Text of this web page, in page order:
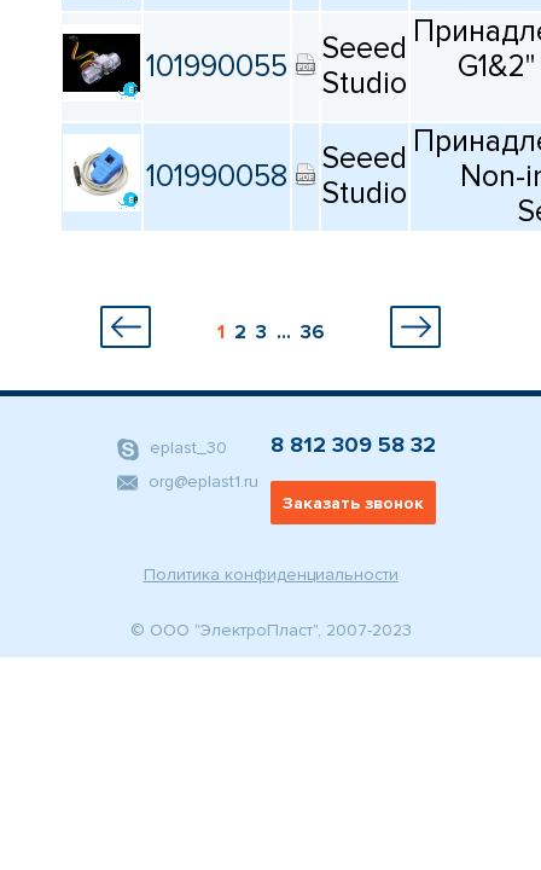
101990055
Seeed
Studio
101990058
Seeed
Studio
Non-
1 2 3 ... 36
Политика конфиденциальности
eplast_30
org@eplast1.ru
8 812 309 58 32
Заказать звонок
© ООО "ЭлектроПласт", 2007-2023